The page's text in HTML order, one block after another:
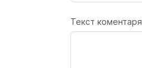
Текст коментаря